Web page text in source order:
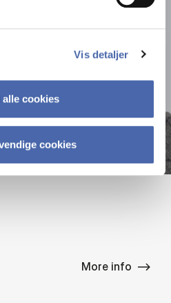
Vis detaljer
alle cookies
cookies
More info